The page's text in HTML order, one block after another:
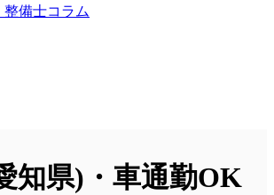
整備士コラム
知県)・車通勤OK